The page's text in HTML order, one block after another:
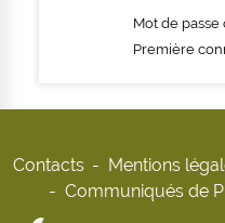
Mot de passe
Première
Contacts Mentions
Communiqués de